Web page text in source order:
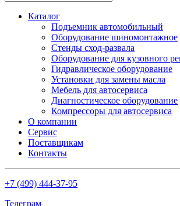
Каталог
Подъемник автомобильный
Оборудование шиномонтажное
Стенды сход-развала
Оборудование для кузовного
Гидравлическое оборудование
Установки для замены масла
Мебель для автосервиса
Диагностическое оборудование
Компрессоры для автосервиса
О компании
Сервис
Поставщикам
Контакты
+7 (499) 444-37-95
Телеграм